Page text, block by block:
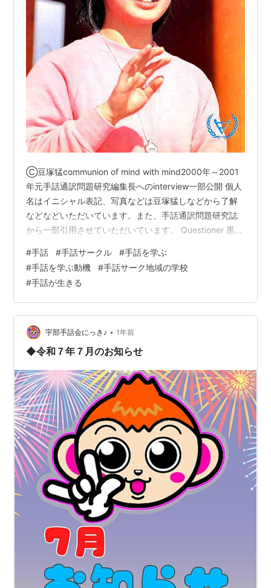
Ⓒ豆塚猛communion of mind with mind2000年～2001
年元手話通訳問題研究編集長へのinterview一部公開 個人
名はイニシャル表記、写真などは豆塚猛しなどから了解
などなどいただいています。また、手話通訳問題研究誌
から一部引用させていただいています。 Questioner 黒石
で、「いつかどこかで役立てよう」という純粋な気持ち
で手話を学び始めることは、こころに刺さる気持ちにな
ります。 手話は聞こえない人と関わらず 使えるほど安っ
ぽいものではないのかと言われるが 「ふお〜らむらん」
に投稿された文章を紹介します。 （ …
#手話 #手話サークル #手話を学ぶ
#手話を学ぶ動機 #手話サーク地域の学校
#手話が生きる
宇部手話会にっき♪ • 1年前
◆令和７年７月のお知らせ